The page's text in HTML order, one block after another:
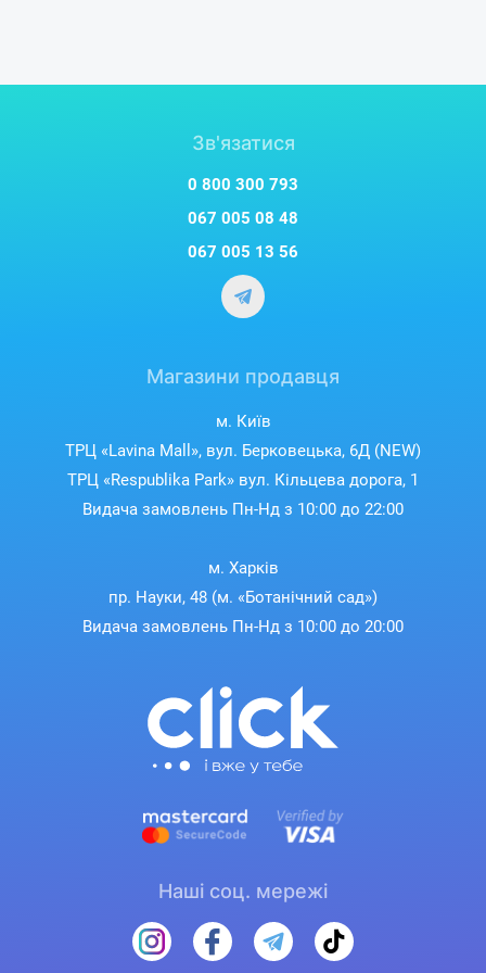
Зв'язатися
0 800 300 793
067 005 08 48
067 005 13 56
Магазини продавця
м. Київ
ТРЦ «Lavina Mall», вул. Берковецька, 6Д (NEW)
ТРЦ «Respublika Park» вул. Кільцева дорога, 1
Видача замовлень Пн-Нд з 10:00 до 22:00
м. Харків
пр. Науки, 48 (м. «Ботанічний сад»)
Видача замовлень Пн-Нд з 10:00 до 20:00
Наші соц. мережі